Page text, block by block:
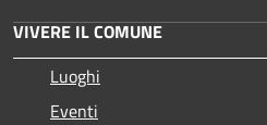
VIVERE IL COMUNE
Luoghi
Eventi